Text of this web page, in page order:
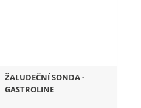
ŽALUDEČNÍ SONDA -
GASTROLINE